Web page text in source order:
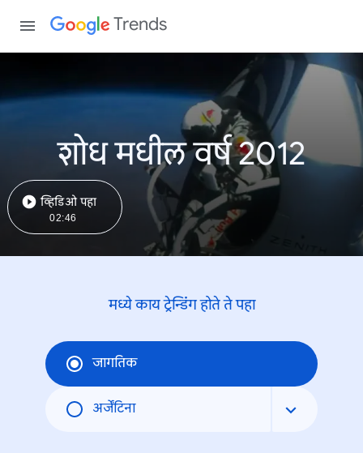
Trends
शोध मधील वर्ष 2012
व्हिडिओ पहा
02:46
मध्ये काय ट्रेन्डिंंग होते ते पहा
जागतिक
अर्जेंटिना